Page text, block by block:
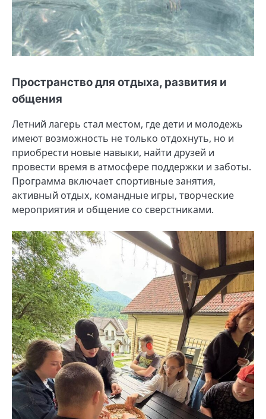
Пространство для отдыха, развития и
общения
Летний лагерь стал местом, где дети и молодежь
имеют возможность не только отдохнуть, но и
приобрести новые навыки, найти друзей и
провести время в атмосфере поддержки и заботы.
Программа включает спортивные занятия,
активный отдых, командные игры, творческие
мероприятия и общение со сверстниками.